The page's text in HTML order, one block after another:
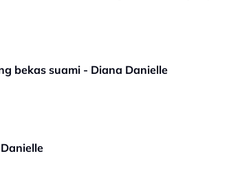
bekas suami - Diana Danielle